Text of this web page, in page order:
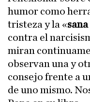
humor como
tristeza y la «
contra el
miran
observan una y
consejo frente a
de uno mismo.